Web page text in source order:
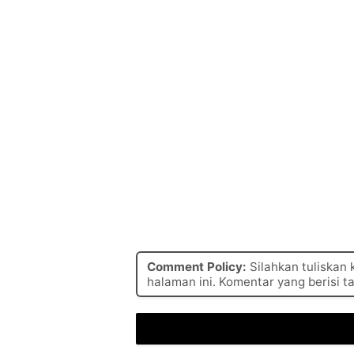
Comment Policy: Silahkan tuliskan
halaman ini. Komentar yang berisi